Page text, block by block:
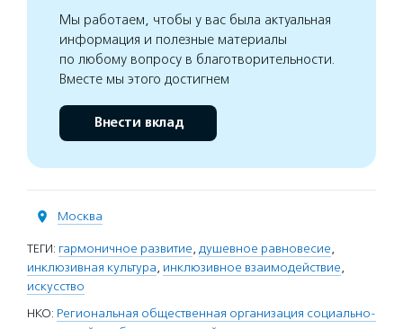
Мы работаем, чтобы у вас была актуальная
информация и полезные материалы
по любому вопросу в благотворительности.
Вместе мы этого достигнем
Внести вклад
Москва
ТЕГИ: гармоничное развитие, душевное равновесие,
инклюзивная культура, инклюзивное взаимодействие,
искусство
НКО: Региональная общественная организация социально-